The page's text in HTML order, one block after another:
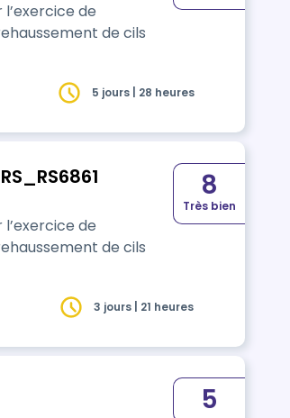
de
de cils
5 jours | 28 heures
de
de cils
8
Très bien
3 jours | 21 heures
5